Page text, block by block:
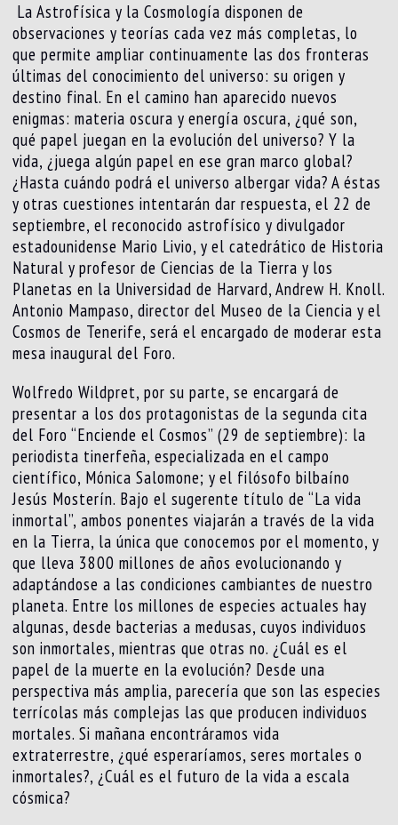
La Astrofísica y la Cosmología disponen de
observaciones y teorías cada vez más completas, lo
que permite ampliar continuamente las dos fronteras
últimas del conocimiento del universo: su origen y
destino final. En el camino han aparecido nuevos
enigmas: materia oscura y energía oscura, ¿qué son,
qué papel juegan en la evolución del universo? Y la
vida, ¿juega algún papel en ese gran marco global?
¿Hasta cuándo podrá el universo albergar vida? A éstas
y otras cuestiones intentarán dar respuesta, el 22 de
septiembre, el reconocido astrofísico y divulgador
estadounidense Mario Livio, y el catedrático de Historia
Natural y profesor de Ciencias de la Tierra y los
Planetas en la Universidad de Harvard, Andrew H. Knoll.
Antonio Mampaso, director del Museo de la Ciencia y el
Cosmos de Tenerife, será el encargado de moderar esta
mesa inaugural del Foro.
Wolfredo Wildpret, por su parte, se encargará de
presentar a los dos protagonistas de la segunda cita
del Foro “Enciende el Cosmos” (29 de septiembre): la
periodista tinerfeña, especializada en el campo
científico, Mónica Salomone; y el filósofo bilbaíno
Jesús Mosterín. Bajo el sugerente título de “La vida
inmortal”, ambos ponentes viajarán a través de la vida
en la Tierra, la única que conocemos por el momento, y
que lleva 3800 millones de años evolucionando y
adaptándose a las condiciones cambiantes de nuestro
planeta. Entre los millones de especies actuales hay
algunas, desde bacterias a medusas, cuyos individuos
son inmortales, mientras que otras no. ¿Cuál es el
papel de la muerte en la evolución? Desde una
perspectiva más amplia, parecería que son las especies
terrícolas más complejas las que producen individuos
mortales. Si mañana encontráramos vida
extraterrestre, ¿qué esperaríamos, seres mortales o
inmortales?, ¿Cuál es el futuro de la vida a escala
cósmica?